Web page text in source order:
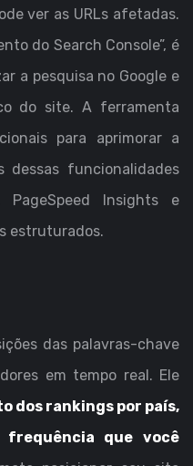
ver as URLs afetadas.
do Search Console”, é
a pesquisa no Google e
do site. A ferramenta
para aprimorar a
dessas funcionalidades
PageSpeed Insights e
estruturados.
das palavras-chave
em tempo real. Ele
dos rankings por país,
que você